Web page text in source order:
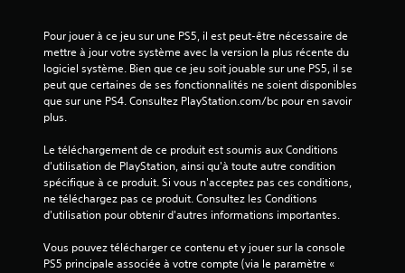
Pour jouer à ce jeu sur une PS5, il est peut-être nécessaire de
mettre à jour votre système avec la version la plus récente du
logiciel système. Bien que ce jeu soit jouable sur une PS5, il se
peut que certaines de ses fonctionnalités ne soient disponibles
que sur une PS4. Consultez PlayStation.com/bc pour en savoir
plus.
Le téléchargement de ce produit est soumis aux Conditions
d'utilisation de PlayStation, ainsi qu'à toute autre condition
spécifique à ce produit. Si vous n'acceptez pas ces conditions,
ne téléchargez pas ce produit. Consultez les Conditions
d'utilisation pour obtenir d'autres informations importantes.
Vous pouvez télécharger ce contenu et y jouer sur la console
PS5 principale associée à votre compte (via le paramètre «